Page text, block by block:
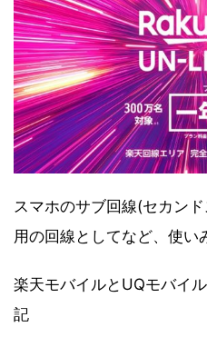
スマホのサブ回線(セカン
用の回線としてなど、使い
楽天モバイルとUQモバイ
記